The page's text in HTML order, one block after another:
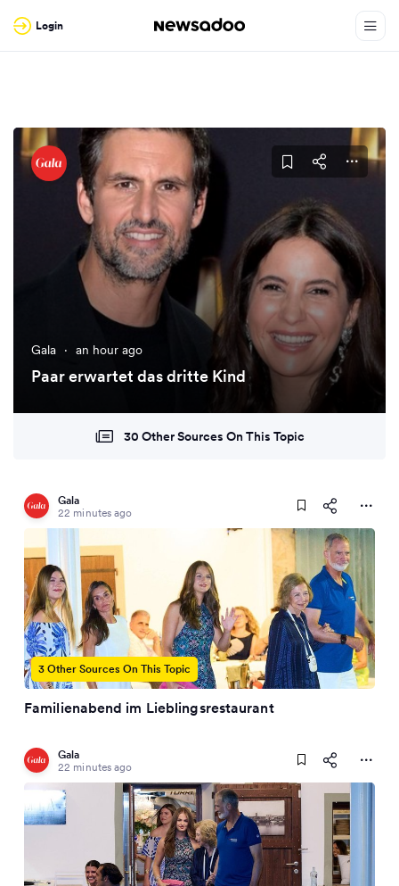
Login
Gala · an hour ago
Paar erwartet das dritte Kind
30 Other Sources On This Topic
Gala
22 minutes ago
3 Other Sources On This Topic
Familienabend im Lieblingsrestaurant
Gala
22 minutes ago